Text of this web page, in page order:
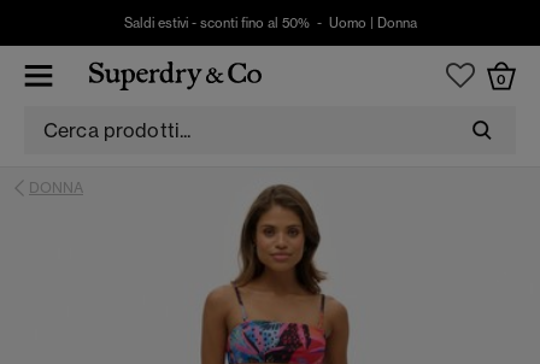
Saldi estivi - sconti fino al 50% - Uomo Donna
0
DONNA